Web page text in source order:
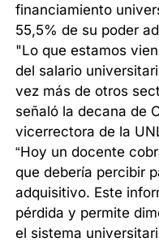
financiamiento
55,5% de su poder
"Lo que estamos
del salario
vez más de otros
señaló la decana de
vicerrectora de la
“Hoy un docente
que debería percibir
adquisitivo. Este
pérdida y permite
el sistema